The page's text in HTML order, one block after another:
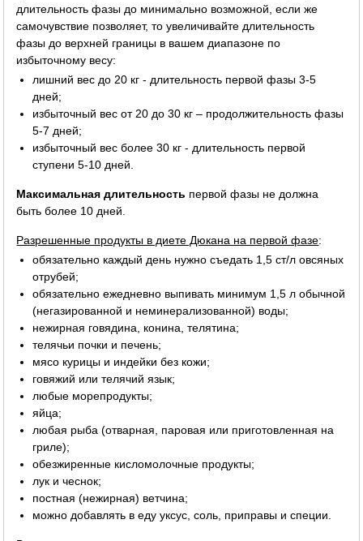
длительность фазы до минимально возможной, если же
самочувствие позволяет, то увеличивайте длительность
фазы до верхней границы в вашем диапазоне по
избыточному весу:
лишний вес до 20 кг - длительность первой фазы 3-5
дней;
избыточный вес от 20 до 30 кг – продолжительность фазы
5-7 дней;
избыточный вес более 30 кг - длительность первой
ступени 5-10 дней.
Максимальная длительность первой фазы не должна
быть более 10 дней.
Разрешенные продукты в диете Дюкана на первой фазе:
обязательно каждый день нужно съедать 1,5 ст/л овсяных
отрубей;
обязательно ежедневно выпивать минимум 1,5 л обычной
(негазированной и неминерализованной) воды;
нежирная говядина, конина, телятина;
телячьи почки и печень;
мясо курицы и индейки без кожи;
говяжий или телячий язык;
любые морепродукты;
яйца;
любая рыба (отварная, паровая или приготовленная на
гриле);
обезжиренные кисломолочные продукты;
лук и чеснок;
постная (нежирная) ветчина;
можно добавлять в еду уксус, соль, приправы и специи.